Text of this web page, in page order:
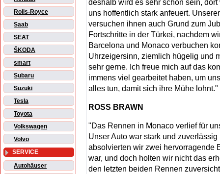
Rolls-Royce
Saab
SEAT
ŠKODA
smart
Subaru
Suzuki
Tesla
Toyota
Volkswagen
Volvo
SERVICE
Autohäuser
deshalb wird es sehr schön sein,
uns hoffentlich stark anfeuert.
versuchen ihnen auch Grund zum
Fortschritte in der Türkei, nachdem
Barcelona und Monaco verbuchen
Uhrzeigersinn, ziemlich hügelig und
sehr gerne. Ich freue mich auf das
immens viel gearbeitet haben, um
alles tun, damit sich ihre Mühe lohnt."
ROSS BRAWN
"Das Rennen in Monaco verlief für
Unser Auto war stark und
absolvierten wir zwei hervorragende
war, und doch holten wir nicht das
den letzten beiden Rennen